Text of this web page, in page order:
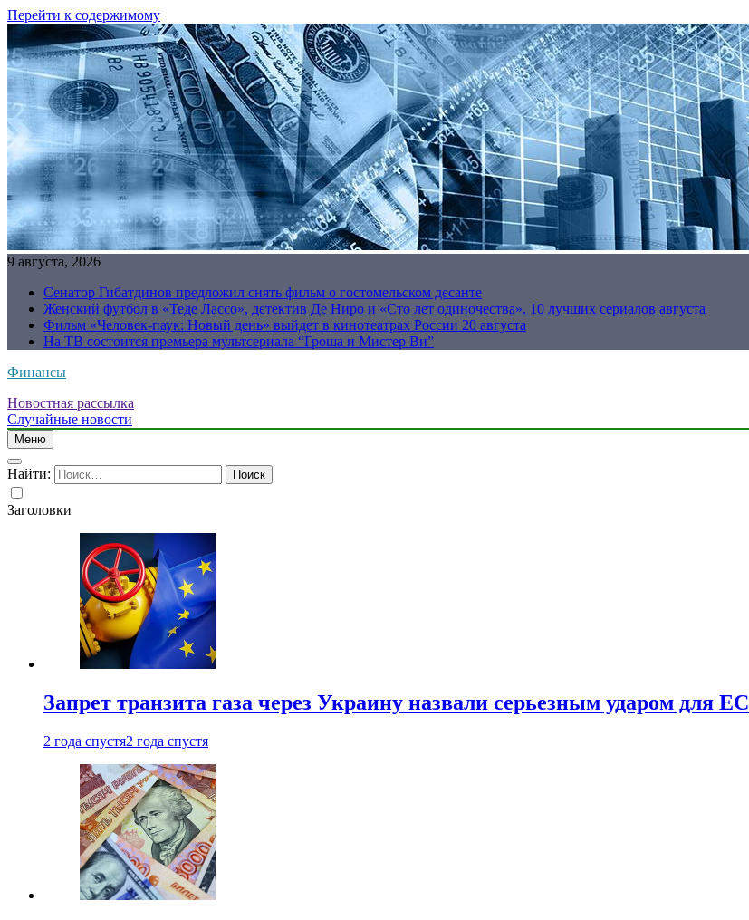
Перейти к содержимому
9 августа, 2026
Сенатор Гибатдинов предложил снять фильм о гостомельском десанте
Женский футбол в «Теде Лассо», детектив Де Ниро и «Сто лет одиночества». 10 лучших сериалов августа
Фильм «Человек-паук: Новый день» выйдет в кинотеатрах России 20 августа
На ТВ состоится премьера мультсериала “Гроша и Мистер Ви”
Финансы
Новостная рассылка
Случайные новости
Меню
Найти:
Заголовки
Запрет транзита газа через Украину назвали серьезным ударом для ЕС
2 года спустя2 года спустя